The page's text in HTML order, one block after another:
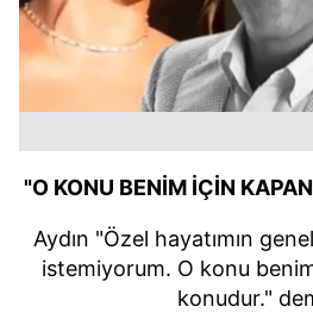
"O KONU BENİM İÇİN
Aydın "Özel hayatımın
istemiyorum. O konu
konudur."